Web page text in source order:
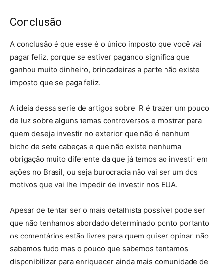
Conclusão
A conclusão é que esse é o único imposto que você vai
pagar feliz, porque se estiver pagando significa que
ganhou muito dinheiro, brincadeiras a parte não existe
imposto que se paga feliz.
A ideia dessa serie de artigos sobre IR é trazer um pouco
de luz sobre alguns temas controversos e mostrar para
quem deseja investir no exterior que não é nenhum
bicho de sete cabeças e que não existe nenhuma
obrigação muito diferente da que já temos ao investir em
ações no Brasil, ou seja burocracia não vai ser um dos
motivos que vai lhe impedir de investir nos EUA.
Apesar de tentar ser o mais detalhista possível pode ser
que não tenhamos abordado determinado ponto portanto
os comentários estão livres para quem quiser opinar, não
sabemos tudo mas o pouco que sabemos tentamos
disponibilizar para enriquecer ainda mais comunidade de